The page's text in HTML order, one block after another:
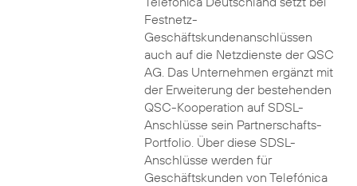
Festnetz-
Geschäftskundenanschlüssen
auch auf die Netzdienste der QSC
AG. Das Unternehmen ergänzt mit
der Erweiterung der bestehenden
QSC-Kooperation auf SDSL-
Anschlüsse sein Partnerschafts-
Portfolio. Über diese SDSL-
Anschlüsse werden für
Geschäftskunden von Telefónica